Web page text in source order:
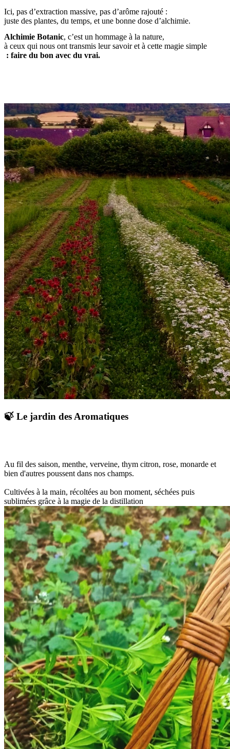
Ici, pas d’extraction massive, pas d’arôme rajouté :
juste des plantes, du temps, et une bonne dose d’alchimie.
Alchimie Botanic, c’est un hommage à la nature,
à ceux qui nous ont transmis leur savoir et à cette magie simple
: faire du bon avec du vrai.
🍃 Le jardin des Aromatiques
Au fil des saison, menthe, verveine, thym citron, rose, monarde et
bien d'autres poussent dans nos champs.
Cultivées à la main, récoltées au bon moment, séchées puis
sublimées grâce à la magie de la distillation